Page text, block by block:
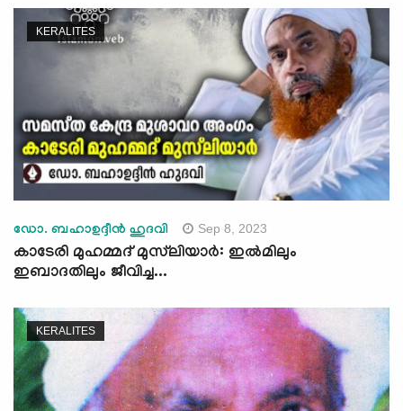
KERALITES
ഡോ. ബഹാഉദ്ദീന്‍ ഹുദവി Sep 8, 2023
കാടേരി മുഹമ്മദ് മുസ്‌ലിയാര്‍: ഇൽമിലും
ഇബാദതിലും ജീവിച്ച...
KERALITES